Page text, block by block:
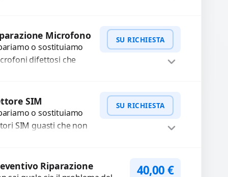
con interventi
e componenti...
WhatsApp
Microfono
o sostituiamo
difettosi che
chiamate. Diagnosi
e ricambi di...
SU RICHIESTA
WhatsApp
SIM
o sostituiamo
SIM guasti che non
ricambi testati
SU RICHIESTA
PreventivoRiparazione 40,00€